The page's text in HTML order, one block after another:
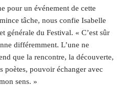
pour un événement de cette
tâche, nous confie Isabelle
générale du Festival. « C’est sûr
différemment. L’une ne
que la rencontre, la découverte,
poètes, pouvoir échanger avec
sens. »